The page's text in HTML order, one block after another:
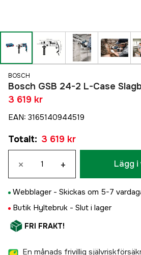
BOSCH
Bosch GSB 24-2 L-Case
3 619 kr
EAN: 3165140944519
Totalt: 3 619 kr
× + Lägg
Webblager - Skickas om 5-7
Butik Hyltebruk - Slut i lager
FRI FRAKT!
En månads frivillig